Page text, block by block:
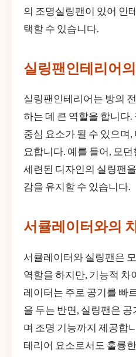
의 조명실링팬이 있어 인
택할 수 있습니다.
실링팬인테리어
실링팬인테리어는 방의
하는 데 큰 역할을 합니다
중심 요소가 될 수 있으며
요합니다. 예를 들어, 모
세련된 디자인의 실링팬
감을 유지할 수 있습니다.
서큘레이터와의
서큘레이터와 실링팬은
역할을 하지만, 기능적 차
레이터는 주로 공기를 빠
을 두는 반면, 실링팬은
며 조명 기능까지 제공합
테리어 요소로서도 훌륭